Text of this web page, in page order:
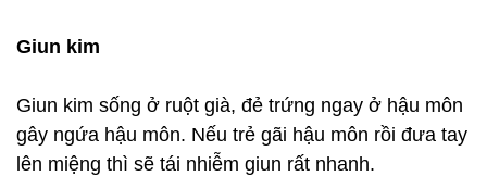
Giun kim
Giun kim sống ở ruột già, đẻ trứng ngay ở hậu môn
gây ngứa hậu môn. Nếu trẻ gãi hậu môn rồi đưa tay
lên miệng thì sẽ tái nhiễm giun rất nhanh.